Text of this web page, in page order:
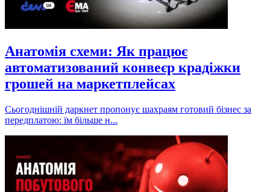
Анатомія схеми: Як працює
автоматизований конвеєр крадіжки
грошей на маркетплейсах
Сьогоднішній даркнет пропонує шахраям готовий бізнес за
передплатою: їм більше н...